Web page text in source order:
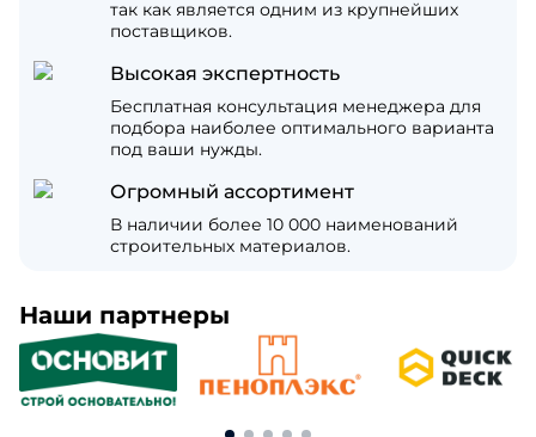
так как является одним из крупнейших
поставщиков.
Высокая экспертность
Бесплатная консультация менеджера для
подбора наиболее оптимального варианта
под ваши нужды.
Огромный ассортимент
В наличии более 10 000 наименований
строительных материалов.
Наши партнеры